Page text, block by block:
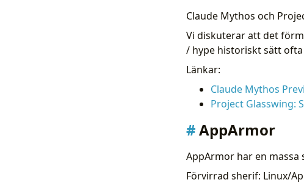
Claude Mythos och
Vi diskuterar att det
/ hype historiskt sätt
Länkar:
Claude Mythos
Project Glasswing:
AppArmor
AppArmor har en massa
Förvirrad sherif: Linux/